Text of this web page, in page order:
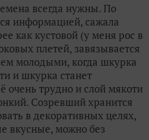
всегда нужны. По
информацией, сажала
как кустовой (у меня рос в
плетей, завязывается
молодыми, когда шкурка
и шкурка станет
очень трудно и слой мякоти
Созревший хранится
в декоративных целях,
вкусные, можно без